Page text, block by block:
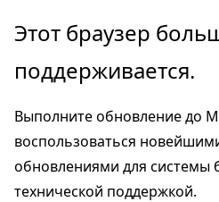
Пропустить
перейти
основному
содержимому
Этот браузер
поддерживается.
Выполните обновление до
воспользоваться
обновлениями для системы
технической поддержкой.